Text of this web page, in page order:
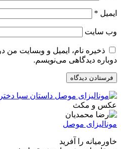
ایمیل *
وب‌ سایت
ذخیره نام، ایمیل و وبسایت من
دوباره دیدگاهی می‌نویسم.
عکس و مکث
مونالیزای موصل
خاورمیانه را آفرید‍‍